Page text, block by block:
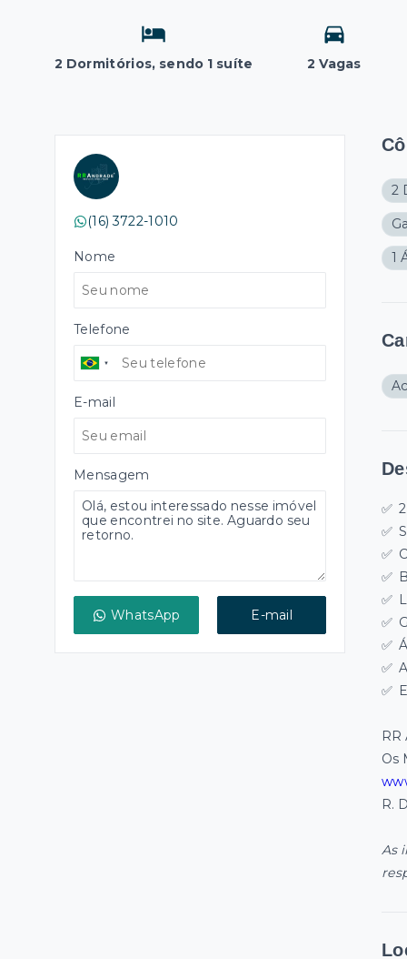
2 Dormitórios, sendo 1 suíte 2 Vagas
(16) 3722-1010
Nome
Telefone
E-mail
Mensagem
WhatsApp E-mail
2
1
✅
✅
✅
✅
✅
✅
✅
✅
✅
Os
R.
As